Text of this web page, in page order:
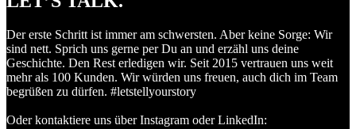
Der erste Schritt ist immer am schwersten. Aber keine Sorge: Wir
sind nett. Sprich uns gerne per Du an und erzähl uns deine
Geschichte. Den Rest erledigen wir. Seit 2015 vertrauen uns weit
mehr als 100 Kunden. Wir würden uns freuen, auch dich im Team
begrüßen zu dürfen. #letstellyourstory
Oder kontaktiere uns über Instagram oder LinkedIn: